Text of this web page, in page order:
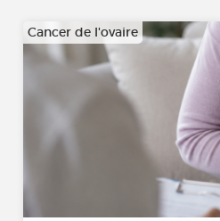
Cancer de l'ovaire